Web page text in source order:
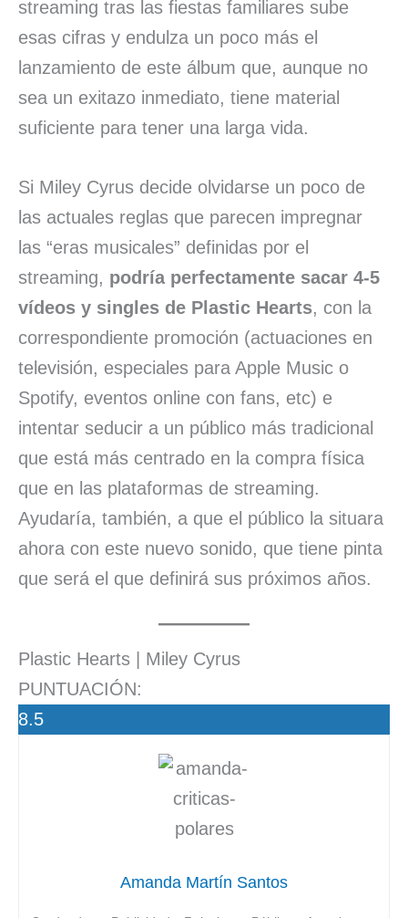
streaming tras las fiestas familiares sube
esas cifras y endulza un poco más el
lanzamiento de este álbum que, aunque no
sea un exitazo inmediato, tiene material
suficiente para tener una larga vida.
Si Miley Cyrus decide olvidarse un poco de
las actuales reglas que parecen impregnar
las “eras musicales” definidas por el
streaming, podría perfectamente sacar 4-5
vídeos y singles de Plastic Hearts, con la
correspondiente promoción (actuaciones en
televisión, especiales para Apple Music o
Spotify, eventos online con fans, etc) e
intentar seducir a un público más tradicional
que está más centrado en la compra física
que en las plataformas de streaming.
Ayudaría, también, a que el público la situara
ahora con este nuevo sonido, que tiene pinta
que será el que definirá sus próximos años.
Plastic Hearts | Miley Cyrus
PUNTUACIÓN:
8.5
Amanda Martín Santos